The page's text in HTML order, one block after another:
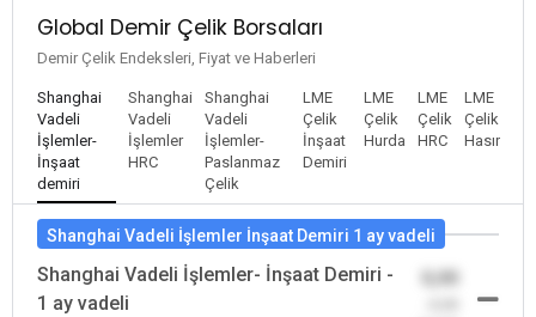
Global Demir Çelik Borsaları
Demir Çelik Endeksleri, Fiyat ve Haberleri
Shanghai
Vadeli
İşlemler-
İnşaat
demiri
Shanghai
Vadeli
İşlemler
HRC
Shanghai
Vadeli
İşlemler-
Paslanmaz
Çelik
LME
Çelik
İnşaat
Demiri
LME
Çelik
Hurda
LME
Çelik
HRC
LME
Çelik
Hasır
Shanghai Vadeli İşlemler İnşaat Demiri 1 ay vadeli
Shanghai Vadeli İşlemler- İnşaat Demiri -
1 ay vadeli
0,00